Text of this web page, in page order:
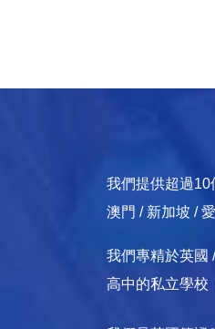
我們提供超過10
澳門 / 新加坡 /
我們專精於英國
高中的私立學校